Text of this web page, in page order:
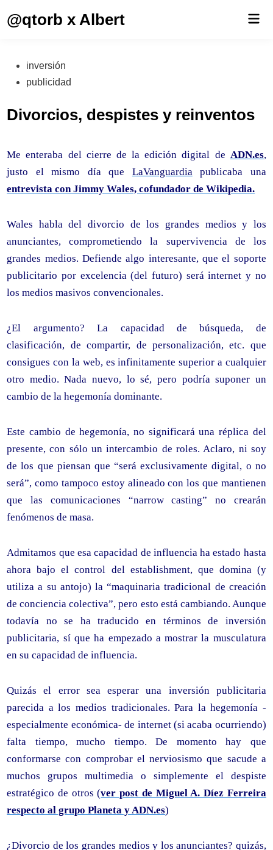
@qtorb x Albert
Publicado
en
inversión
publicidad
Divorcios, despistes y reinventos
Me enteraba del cierre de la edición digital de ADN.es,
justo el mismo día que LaVanguardiapublicaba una
entrevista con Jimmy Wales, cofundador de Wikipedia.
Wales habla del divorcio de los grandes medios y los
anunciantes, comprometiendo la supervivencia de los
grandes medios. Defiende algo interesante, que el soporte
publicitario por excelencia (del futuro) será internet y no
los medios masivos convencionales.
¿El argumento? La capacidad de búsqueda, de
clasificación, de compartir, de personalización, etc. que
consigues con la web, es infinitamente superior a cualquier
otro medio. Nada nuevo, lo sé, pero podría suponer un
cambio de la hegemonía dominante.
Este cambio de hegemonía, no significará una réplica del
presente, con sólo un intercambio de roles. Aclaro, ni soy
de los que piensan que “será exclusivamente digital, o no
será”, como tampoco estoy alineado con los que mantienen
que las comunicaciones “narrow casting” no crearán
fenómenos de masa.
Admitamos que esa capacidad de influencia ha estado hasta
ahora bajo el control del establishment, que domina (y
utiliza a su antojo) la “maquinaria tradicional de creación
de conciencia colectiva”, pero esto está cambiando. Aunque
todavía no se ha traducido en términos de inversión
publicitaria, sí que ha empezado a mostrar la musculatura
en su capacidad de influencia.
Quizás el error sea esperar una inversión publicitaria
parecida a los medios tradicionales. Para la hegemonía -
especialmente económica- de internet (si acaba ocurriendo)
falta tiempo, mucho tiempo. De momento hay que
conformarse con comprobar el nerviosismo que sacude a
muchos grupos multimedia o simplemente el despiste
estratégico de otros (ver post de Miguel A. Díez Ferreira
respecto al grupo Planeta y ADN.es)
¿Divorcio de los grandes medios y los anunciantes? quizás,